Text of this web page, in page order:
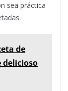
sea práctica
de
delicioso